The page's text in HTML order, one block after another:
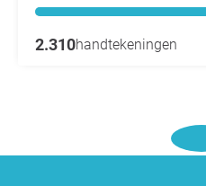
2.310handtekeningen